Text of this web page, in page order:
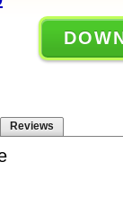
Reviews